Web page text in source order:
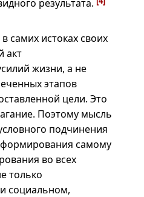
результата.
самих истоках своих
акт
жизни, а не
этапов
цели. Это
Поэтому мысль
подчинения
формирования самому
во всех
только
социальном,